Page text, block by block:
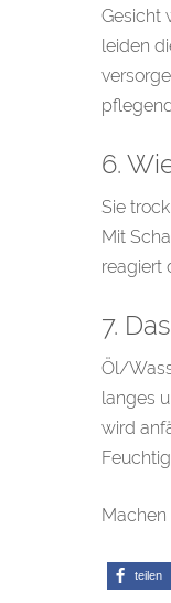
Gesicht
leiden
6.
Sie
Mit
reagiert
7.
Öl/
langes
wird
Machen
teilen